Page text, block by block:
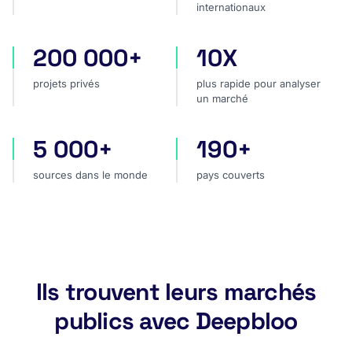
internationaux
projets privés
200 000+
projets privés
plus rapide pour analyser
10X
plus rapide pour analyser
un marché
sources dans le monde
5 000+
sources dans le monde
pays couverts
190+
pays couverts
Ils trouvent leurs marchés
publics avec Deepbloo